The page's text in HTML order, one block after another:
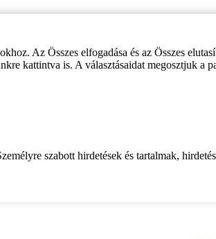
Az Összes elfogadása és az Összes
kattintva is. A választásaidat megosztjuk a
szabott hirdetések és tartalmak,